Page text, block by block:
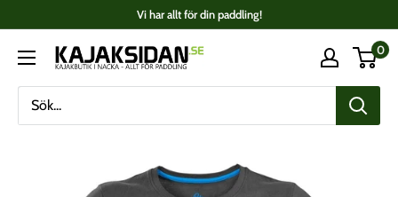
innehåll
Vi har allt för din paddling!
Kajaksidan
0